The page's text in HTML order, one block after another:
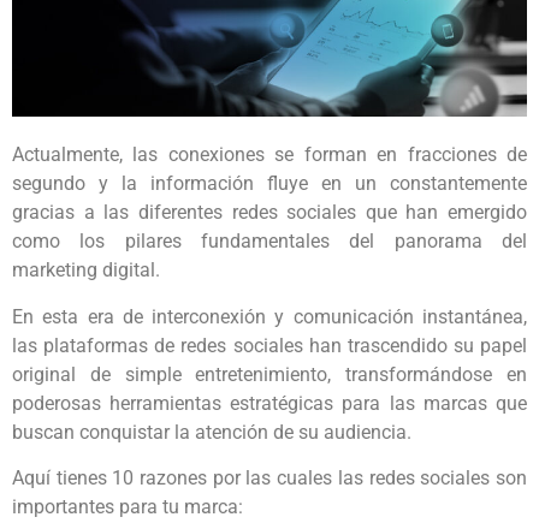
Actualmente, las conexiones se forman en fracciones de
segundo y la información fluye en un constantemente
gracias a las diferentes redes sociales que han emergido
como los pilares fundamentales del panorama del
marketing digital.
En esta era de interconexión y comunicación instantánea,
las plataformas de redes sociales han trascendido su papel
original de simple entretenimiento, transformándose en
poderosas herramientas estratégicas para las marcas que
buscan conquistar la atención de su audiencia.
Aquí tienes 10 razones por las cuales las redes sociales son
importantes para tu marca: